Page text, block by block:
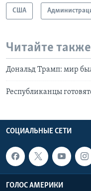
США
Читайте также
Дональд Трамп: мир
Республиканцы
СОЦИАЛЬНЫЕ СЕТИ
ГОЛОС АМЕРИКИ